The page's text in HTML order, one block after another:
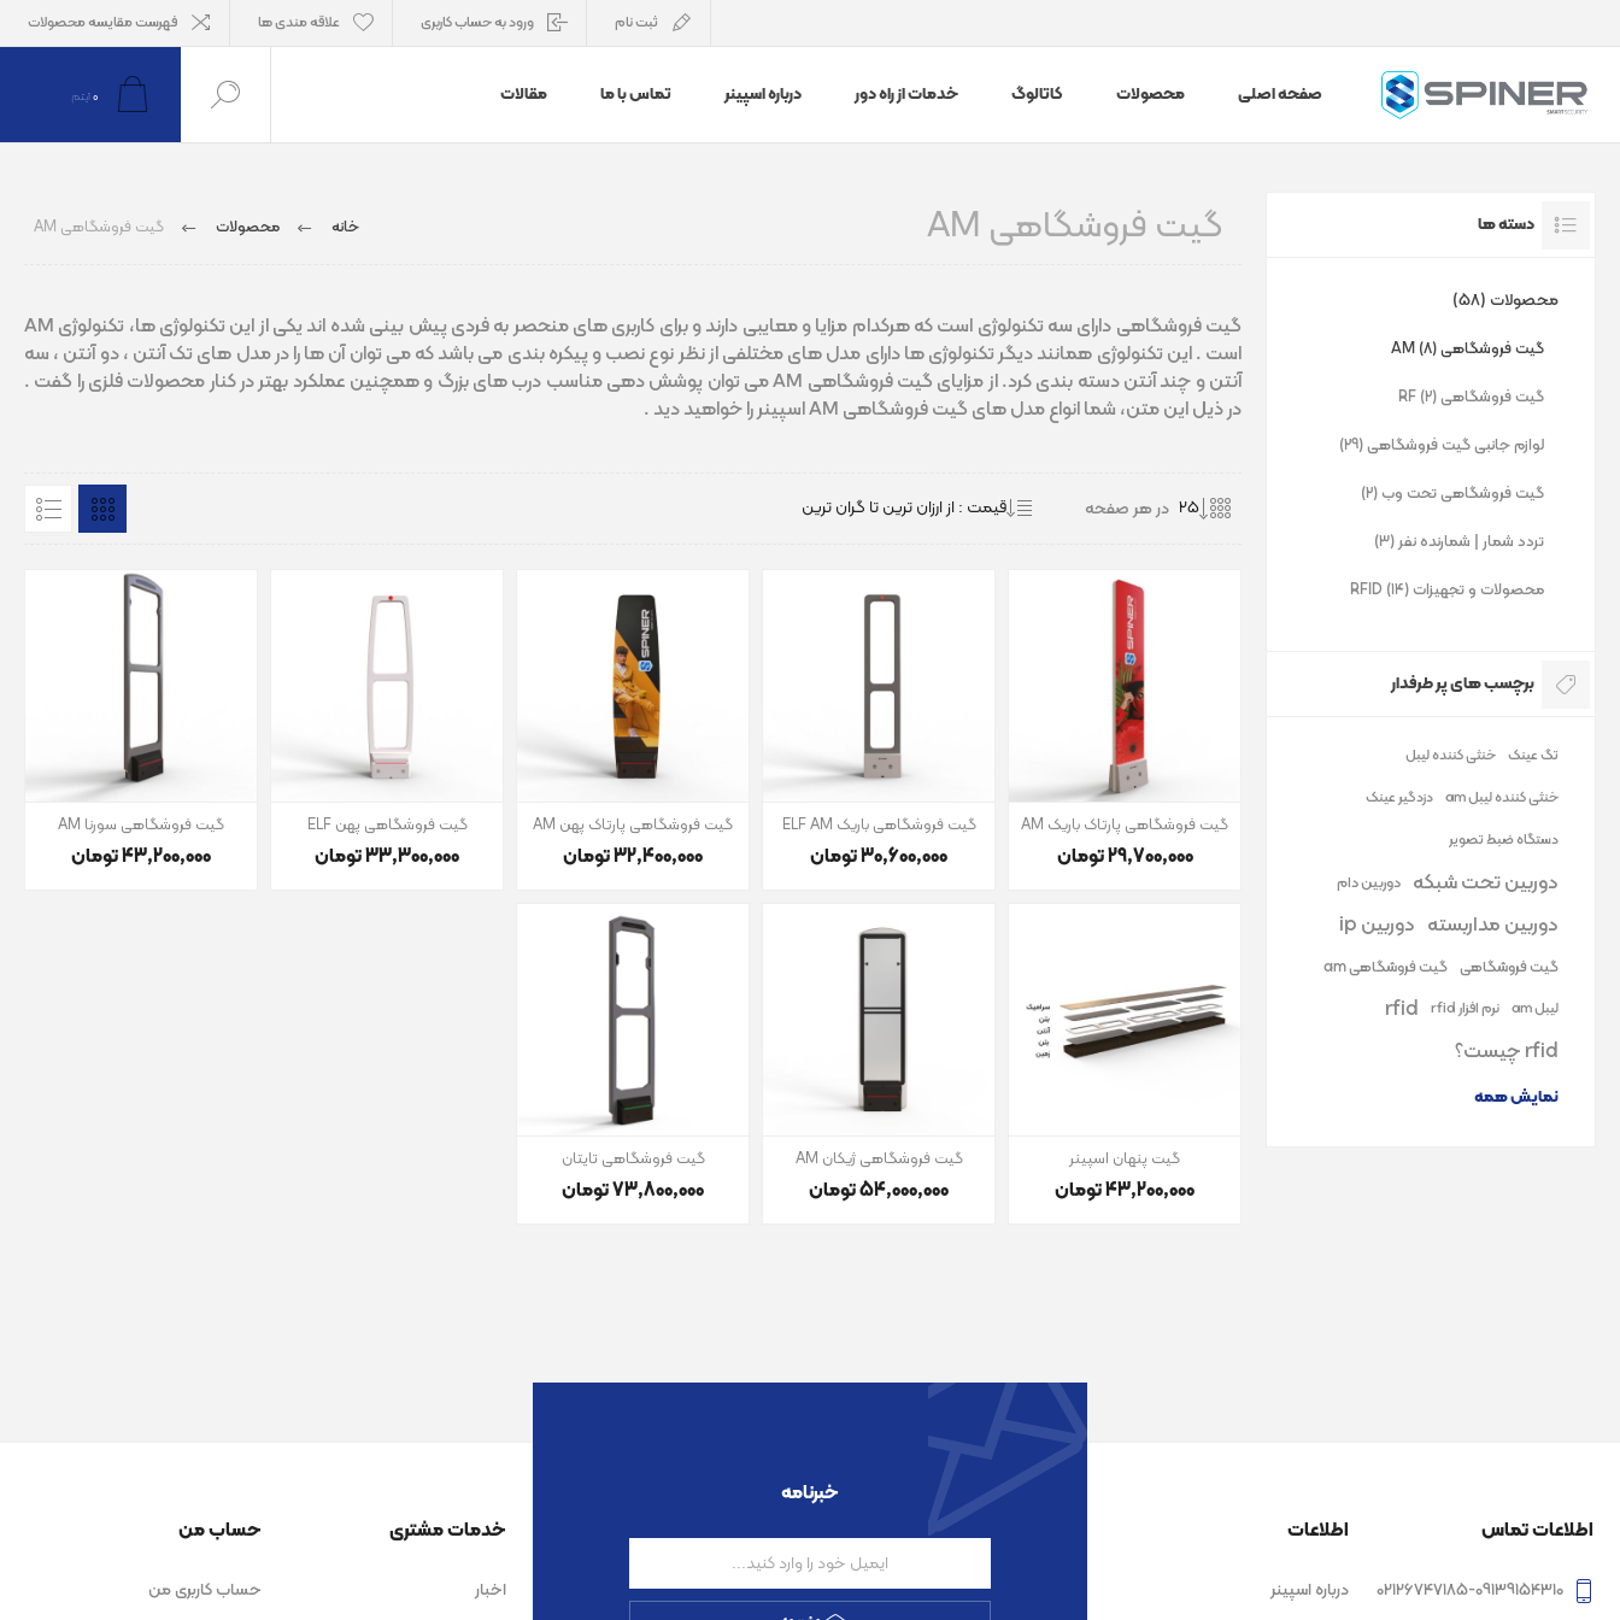
ثبت نام ورود به حساب کاربری علاقه مندی ها فهرست مقایسه محصولات
صفحه اصلی محصولات کاتالوگ خدمات از راه دور درباره اسپینر تماس با ما مقالات 0آیتم
خانه محصولات گیت فروشگاهی AM گیت فروشگاهی AM
گیت فروشگاهی دارای سه تکنولوژی است که هرکدام مزایا و معایبی دارند و برای کاربری های منحصر به فردی پیش بینی شده اند یکی از این تکنولوژی ها، تکنولوژی AM
است . این تکنولوژی همانند دیگر تکنولوژی ها دارای مدل های مختلفی از نظر نوع نصب و پیکره بندی می باشد که می توان آن ها را در مدل های تک آنتن ، دو آنتن ، سه
آنتن و چند آنتن دسته بندی کرد. از مزایای گیت فروشگاهی AM می توان پوشش دهی مناسب درب های بزرگ و همچنین عملکرد بهتر در کنار محصولات فلزی را گفت .
در ذیل این متن، شما انواع مدل های گیت فروشگاهی AM اسپینر را خواهید دید .
در هر صفحه
گیت فروشگاهی پارتاک باریک AM
29٬700٬000 تومان
گیت فروشگاهی باریک ELF AM
30٬600٬000 تومان
گیت فروشگاهی پارتاک پهن AM
32٬400٬000 تومان
گیت فروشگاهی پهن ELF
33٬300٬000 تومان
گیت فروشگاهی سورنا AM
43٬200٬000 تومان
گیت پنهان اسپینر
43٬200٬000 تومان
گیت فروشگاهی ژیکان AM
54٬000٬000 تومان
گیت فروشگاهی تایتان
73٬800٬000 تومان
دسته ها
محصولات (58)
گیت فروشگاهی AM (8)
گیت فروشگاهی RF (2)
لوازم جانبی گیت فروشگاهی (29)
گیت فروشگاهی تحت وب (2)
تردد شمار | شمارنده نفر (3)
محصولات و تجهیزات RFID (14)
برچسب های پر طرفدار
تگ عینک خنثی کننده لیبل
خنثی کننده لیبل am
دزدگیر عینک
دستگاه ضبط تصویر
دوربین تحت شبکه دوربین دام
دوربین مداربسته دوربین ip
گیت فروشگاهی گیت فروشگاهی am
لیبل am نرم افزار rfid
rfid
rfid چیست؟
نمایش همه
خبرنامه
اطلاعات تماس
02126747185-09139154310
اطلاعات
درباره اسپینر
خدمات مشتری
اخبار
حساب من
حساب کاربری من